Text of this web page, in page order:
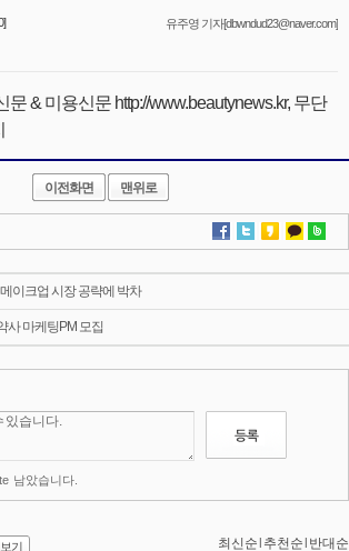
유주영 기자[dbwndud23@naver.com]
& 미용신문 http://www.beautynews.kr, 무단
이전화면 맨위로
이크업 시장 공략에 박차
사 마케팅PM 모집